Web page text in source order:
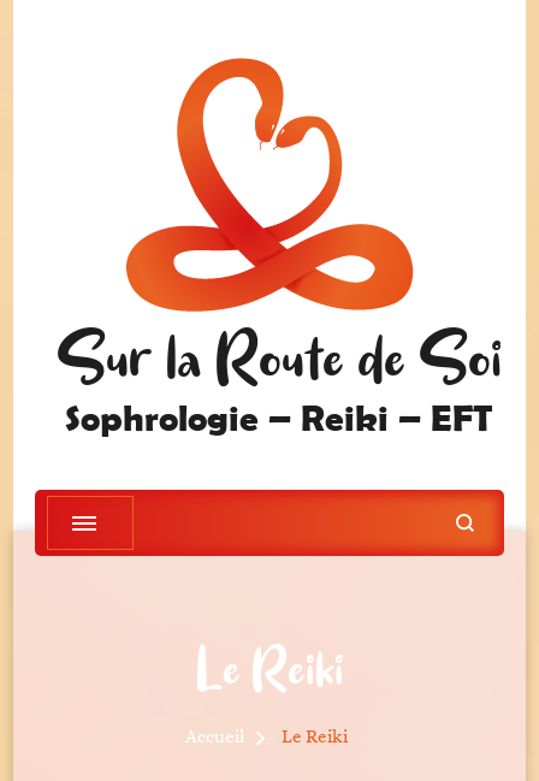
Sur la Route de Soi
Sophrologie – Reiki – EFT
Le Reiki
Accueil Le Reiki